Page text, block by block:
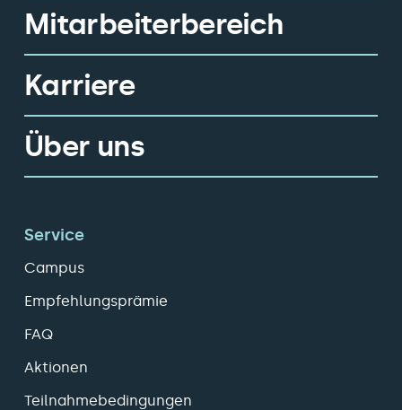
Mitarbeiterbereich
Karriere
Über uns
Service
Campus
Empfehlungsprämie
FAQ
Aktionen
Teilnahmebedingungen